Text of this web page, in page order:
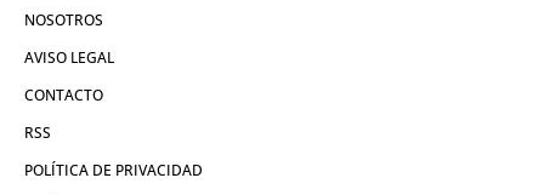
NOSOTROS
AVISO LEGAL
CONTACTO
RSS
POLÍTICA DE PRIVACIDAD